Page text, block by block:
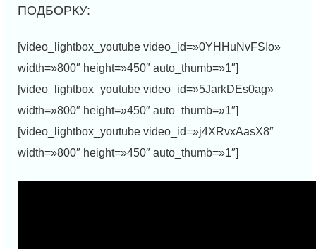
[video_lightbox_youtube video_id=»0YHHuNvFSIo»
width=»800″ height=»450″ auto_thumb=»1″]
[video_lightbox_youtube video_id=»5JarkDEs0ag»
width=»800″ height=»450″ auto_thumb=»1″]
[video_lightbox_youtube video_id=»j4XRvxAasX8″
width=»800″ height=»450″ auto_thumb=»1″]